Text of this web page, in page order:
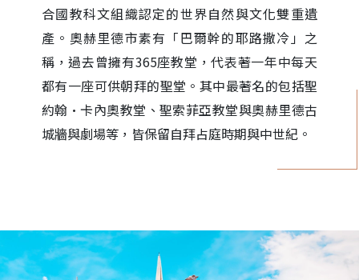
合國教科文組織認定的世界自然與文化雙重遺
產。奧赫里德市素有「巴爾幹的耶路撒冷」之
稱，過去曾擁有365座教堂，代表著一年中每天
都有一座可供朝拜的聖堂。其中最著名的包括聖
約翰·卡內奧教堂、聖索菲亞教堂與奧赫里德古
城牆與劇場等，皆保留自拜占庭時期與中世紀。